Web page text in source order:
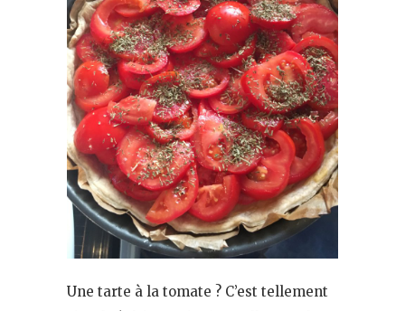
Une tarte à la tomate ? C’est tellement